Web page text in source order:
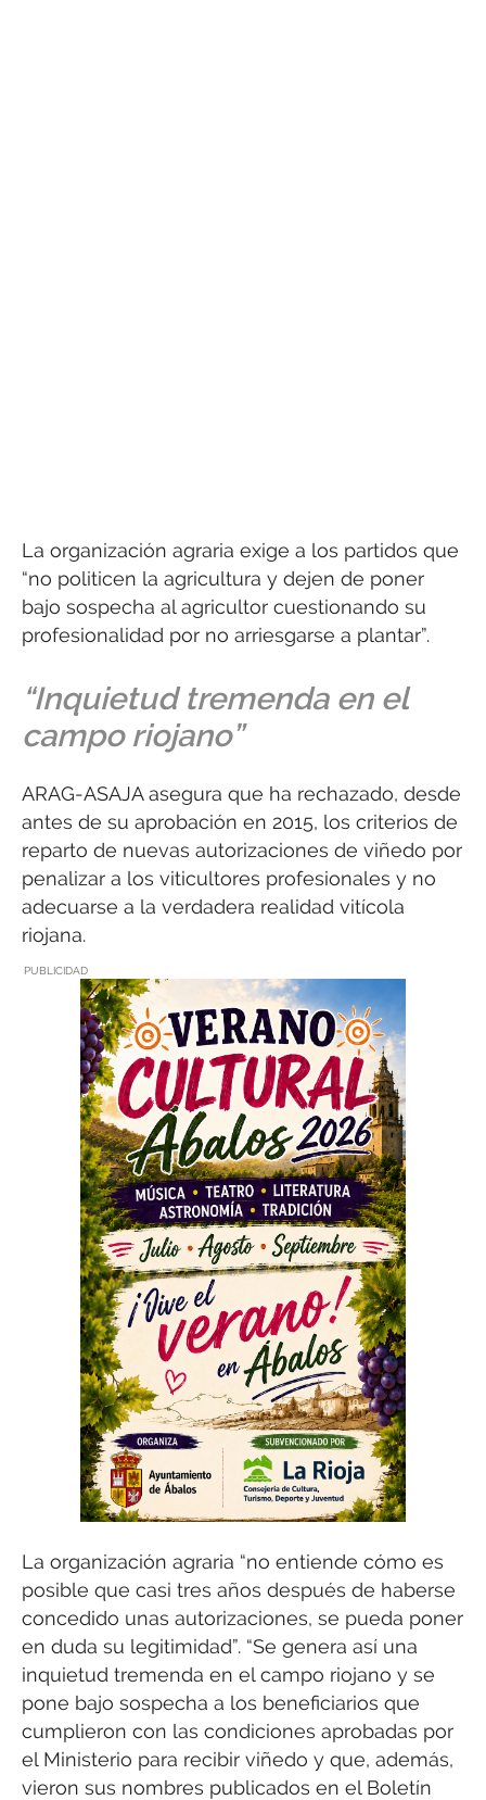
La organización agraria exige a los partidos que
“no politicen la agricultura y dejen de poner
bajo sospecha al agricultor cuestionando su
profesionalidad por no arriesgarse a plantar”.
“Inquietud tremenda en el
campo riojano”
ARAG-ASAJA asegura que ha rechazado, desde
antes de su aprobación en 2015, los criterios de
reparto de nuevas autorizaciones de viñedo por
penalizar a los viticultores profesionales y no
adecuarse a la verdadera realidad vitícola
riojana.
PUBLICIDAD
La organización agraria “no entiende cómo es
posible que casi tres años después de haberse
concedido unas autorizaciones, se pueda poner
en duda su legitimidad”. “Se genera así una
inquietud tremenda en el campo riojano y se
pone bajo sospecha a los beneficiarios que
cumplieron con las condiciones aprobadas por
el Ministerio para recibir viñedo y que, además,
vieron sus nombres publicados en el Boletín